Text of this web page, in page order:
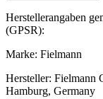
Herstellerangaben
(GPSR):
Marke: Fielmann
Hersteller: Fielmann
Hamburg, Germany